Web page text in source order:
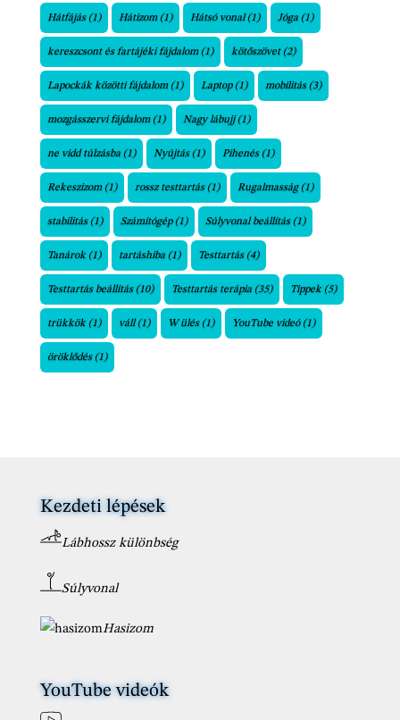
Hátfájás(1) Hátizom(1) Hátsó vonal(1) Jóga(1)
kereszcsont és fartájéki fájdalom(1) kötőszövet(2)
Lapockák közötti fájdalom(1) Laptop(1) mobilitás(3)
mozgásszervi fájdalom(1) Nagy lábujj(1)
ne vidd túlzásba(1) Nyújtás(1) Pihenés(1)
Rekeszizom(1) rossz testtartás(1) Rugalmasság(1)
stabilitás(1) Számítógép(1) Súlyvonal beállítás(1)
Tanárok(1) tartáshiba(1) Testtartás(4)
Testtartás beállítás(10) Testtartás terápia(35) Tippek(5)
trükkök(1) váll(1) W ülés(1) YouTube videó(1)
öröklődés(1)
Kezdeti lépések
Lábhossz különbség
Súlyvonal
Hasizom
YouTube videók